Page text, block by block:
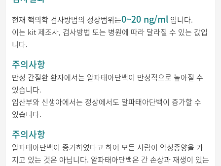
현재 핵의학 검사방법의 정상범위는0~20 ng/ml입니다.
이는 kit 제조사, 검사방법 또는 병원에 따라 달라질 수 있는 값입
니다.
주의사항
만성 간질환 환자에서는 알파태아단백이 만성적으로 높아질 수
있습니다.
임산부와 신생아에서는 정상에서도 알파태아단백이 증가할 수
있습니다.
주의사항
알파태아단백이 증가하였다고 하여 모든 사람이 악성종양을 가
지고 있는 것은 아닙니다. 알파태아단백은 간 손상과 재생이 있는